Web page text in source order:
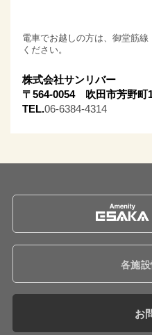
電車でお越しの方は、御堂筋
ください。
株式会社サンリバー
〒564-0054 吹田市芳野町
TEL.06-6384-4314
各施
お